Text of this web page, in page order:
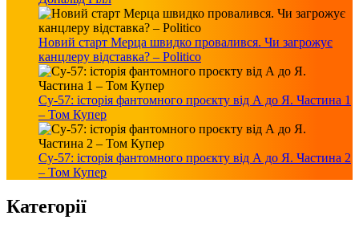
Новий старт Мерца швидко провалився. Чи загрожує
канцлеру відставка? – Politico
Су-57: історія фантомного проєкту від А до Я. Частина 1
– Том Купер
Су-57: історія фантомного проєкту від А до Я. Частина 2
– Том Купер
Категорії